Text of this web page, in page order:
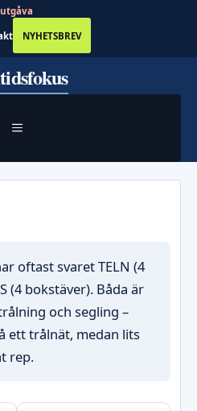
NYHETSBREV
MENY
oftast svaret TELN (4
(4 bokstäver). Båda är
och segling –
ett trålnät, medan lits
rep.